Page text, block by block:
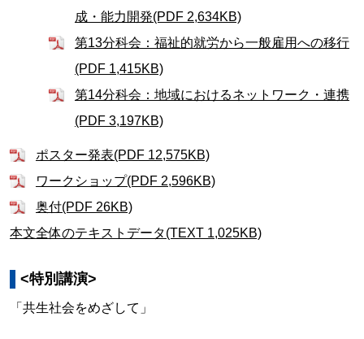
成・能力開発(PDF 2,634KB)
第13分科会：福祉的就労から一般雇用への移行
(PDF 1,415KB)
第14分科会：地域におけるネットワーク・連携
(PDF 3,197KB)
ポスター発表(PDF 12,575KB)
ワークショップ(PDF 2,596KB)
奥付(PDF 26KB)
本文全体のテキストデータ(TEXT 1,025KB)
<特別講演>
「共生社会をめざして」